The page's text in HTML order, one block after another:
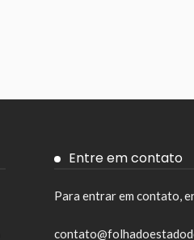
Entre em contato
Para entrar em contato,